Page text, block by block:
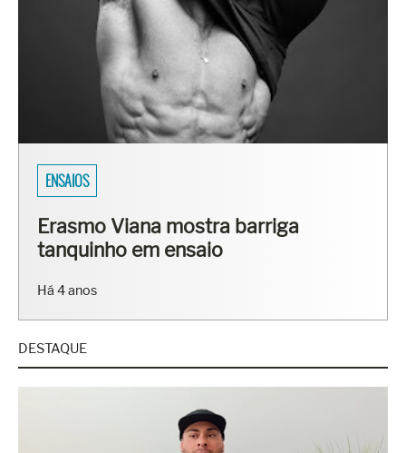
ENSAIOS
Erasmo Viana mostra barriga
tanquinho em ensaio
Há 4 anos
DESTAQUE